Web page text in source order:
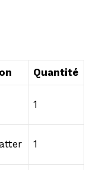
Quantité
1
1